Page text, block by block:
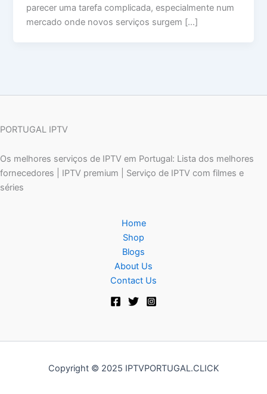
parecer uma tarefa complicada, especialmente num
mercado onde novos serviços surgem […]
PORTUGAL IPTV
Os melhores serviços de IPTV em Portugal: Lista dos melhores
fornecedores | IPTV premium | Serviço de IPTV com filmes e
séries
Home
Shop
Blogs
About Us
Contact Us
Copyright © 2025 IPTVPORTUGAL.CLICK